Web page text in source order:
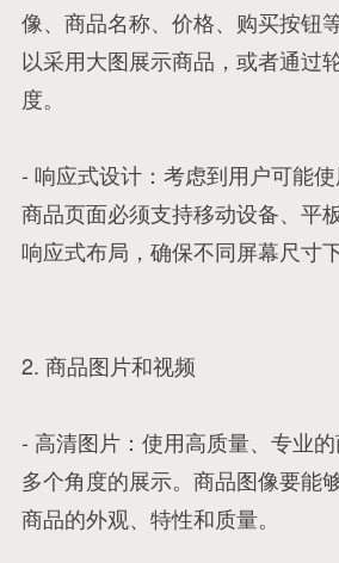
像、商品名称、价格、购买按钮
以采用大图展示商品，或者通过
度。
- 响应式设计：考虑到用户可能使
商品页面必须支持移动设备、平
响应式布局，确保不同屏幕尺寸
2. 商品图片和视频
- 高清图片：使用高质量、专业
多个角度的展示。商品图像要能
商品的外观、特性和质量。